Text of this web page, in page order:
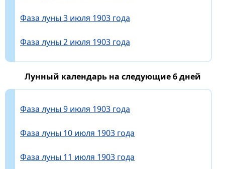
Фаза луны 3 июля 1903 года
Фаза луны 2 июля 1903 года
Лунный календарь на следующие 6 дней
Фаза луны 9 июля 1903 года
Фаза луны 10 июля 1903 года
Фаза луны 11 июля 1903 года